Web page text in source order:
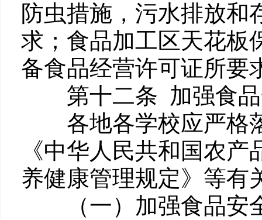
防虫措施，污水排放和
求；食品加工区天花板
备食品经营许可证所要
第十二条 加强食品
各地各学校应严格落
《中华人民共和国农
养健康管理规定》等有
（一）加强食品安全